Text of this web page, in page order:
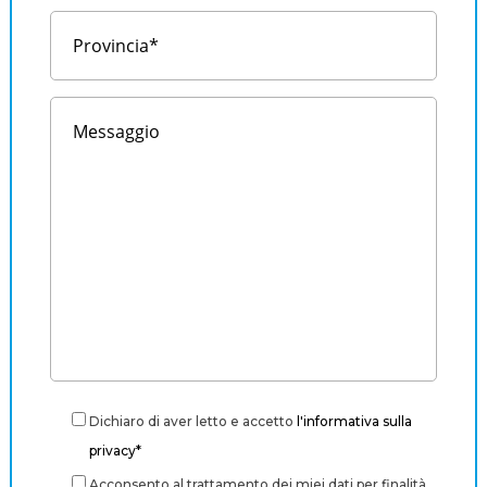
Dichiaro di aver letto e accetto l'informativa sulla
privacy*